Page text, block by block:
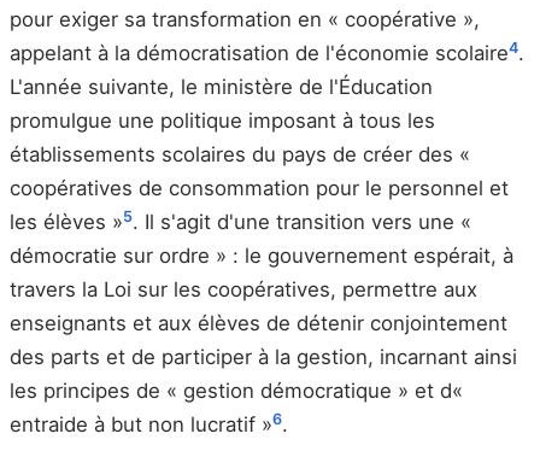
pour exiger sa transformation en « coopérative »,
appelant à la démocratisation de l'économie scolaire4.
L'année suivante, le ministère de l'Éducation
promulgue une politique imposant à tous les
établissements scolaires du pays de créer des «
coopératives de consommation pour le personnel et
les élèves »5. Il s'agit d'une transition vers une «
démocratie sur ordre » : le gouvernement espérait, à
travers la Loi sur les coopératives, permettre aux
enseignants et aux élèves de détenir conjointement
des parts et de participer à la gestion, incarnant ainsi
les principes de « gestion démocratique » et d«
entraide à but non lucratif »6.